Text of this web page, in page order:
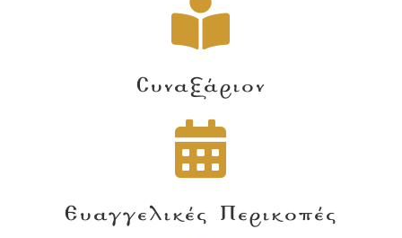
Συναξάριον
Ευαγγελικές Περικοπές